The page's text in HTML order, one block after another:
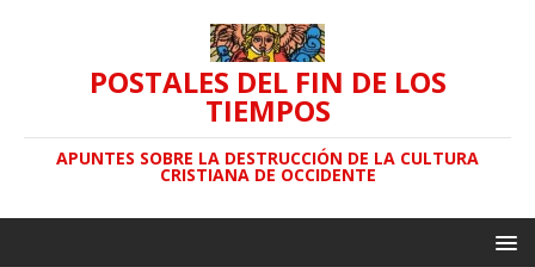
POSTALES DEL FIN DE LOS
TIEMPOS
APUNTES SOBRE LA DESTRUCCIÓN DE LA CULTURA
CRISTIANA DE OCCIDENTE